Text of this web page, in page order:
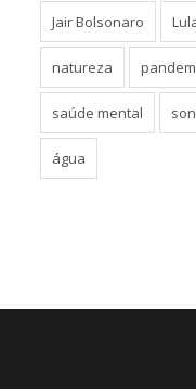
Jair Bolsonaro
natureza
saúde mental
água